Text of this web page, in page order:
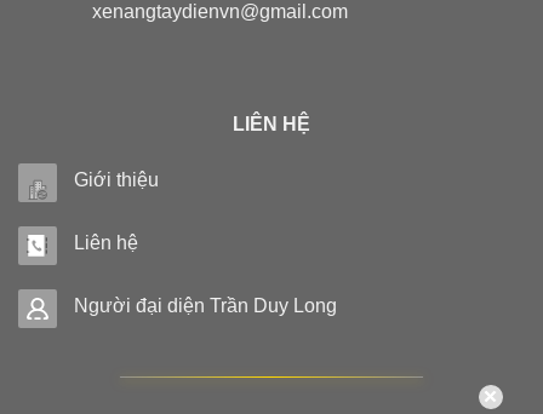
xenangtaydienvn@gmail.com
LIÊN HỆ
Giới thiệu
Liên hệ
Người đại diện Trần Duy Long